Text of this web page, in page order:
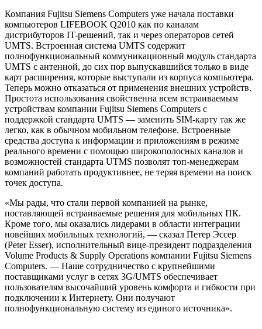
Компания Fujitsu Siemens Computers уже начала поставки
компьютеров LIFEBOOK Q2010 как по каналам
дистрибуторов IT-решений, так и через операторов сетей
UMTS. Встроенная система UMTS содержит
полнофункциональный коммуникационный модуль стандарта
UMTS с антенной, до сих пор выпускавшийся только в виде
карт расширения, которые выступали из корпуса компьютера.
Теперь можно отказаться от применения внешних устройств.
Простота использования свойственна всем встраиваемым
устройствам компании Fujitsu Siemens Computers с
поддержкой стандарта UMTS — заменить SIM-карту так же
легко, как в обычном мобильном телефоне. Встроенные
средства доступа к информации и приложениям в режиме
реального времени с помощью широкополосных каналов и
возможностей стандарта UTMS позволят топ-менеджерам
компаний работать продуктивнее, не теряя времени на поиск
точек доступа.
«Мы рады, что стали первой компанией на рынке,
поставляющей встраиваемые решения для мобильных ПК.
Кроме того, мы оказались лидерами в области интеграции
новейших мобильных технологий, — сказал Петер Эссер
(Peter Esser), исполнительный вице-президент подразделения
Volume Products & Supply Operations компании Fujitsu Siemens
Computers. — Наше сотрудничество с крупнейшими
поставщиками услуг в сетях 3G/UMTS обеспечивает
пользователям высочайший уровень комфорта и гибкости при
подключении к Интернету. Они получают
полнофункциональную систему из единого источника».